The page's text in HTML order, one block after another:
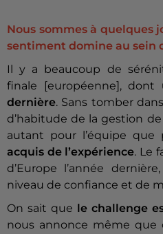
Nous sommes à quelques
sentiment domine au sein
Il y a beaucoup de
finale [européenne], dont
dernière. Sans tomber
d’habitude de la gestion
autant pour l’équipe
acquis de l’expérience. Le
d’Europe l’année
niveau de confiance et de
On sait que
le challenge
nous annonce même que